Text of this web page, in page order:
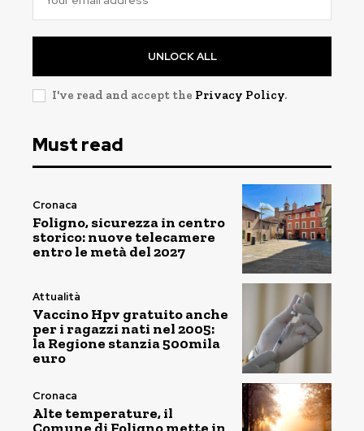
UNLOCK ALL
I've read and accept the Privacy Policy.
Must read
Cronaca
Foligno, sicurezza in centro
storico: nuove telecamere
entro le metà del 2027
Attualità
Vaccino Hpv gratuito anche
per i ragazzi nati nel 2005:
la Regione stanzia 500mila
euro
Cronaca
Alte temperature, il